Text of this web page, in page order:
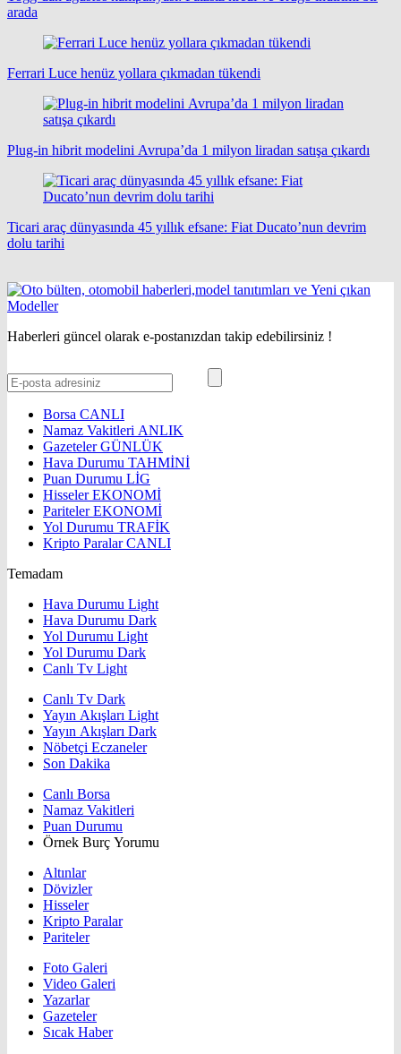
arada
Ferrari Luce henüz yollara çıkmadan tükendi
Plug-in hibrit modelini Avrupa’da 1 milyon liradan satışa çıkardı
Ticari araç dünyasında 45 yıllık efsane: Fiat Ducato’nun devrim
dolu tarihi
Haberleri güncel olarak e-postanızdan takip edebilirsiniz !
Borsa CANLI
Namaz Vakitleri ANLIK
GazetelerGÜNLÜK
Hava Durumu TAHMİNİ
Puan Durumu LİG
HisselerEKONOMİ
ParitelerEKONOMİ
Yol Durumu TRAFİK
Kripto ParalarCANLI
Temadam
Hava Durumu Light
Hava Durumu Dark
Yol Durumu Light
Yol Durumu Dark
Canlı Tv Light
Canlı Tv Dark
Yayın Akışları Light
Yayın Akışları Dark
Nöbetçi Eczaneler
Son Dakika
Canlı Borsa
Namaz Vakitleri
Puan Durumu
Örnek Burç Yorumu
Altınlar
Dövizler
Hisseler
Kripto Paralar
Pariteler
Foto Galeri
Video Galeri
Yazarlar
Gazeteler
Sıcak Haber